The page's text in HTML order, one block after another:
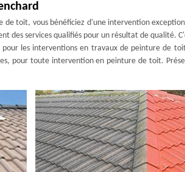
toit, vous bénéficiez d'une intervention
des services qualifiés pour un résultat de qualité.
les interventions en travaux de peinture de
pour toute intervention en peinture de toit.